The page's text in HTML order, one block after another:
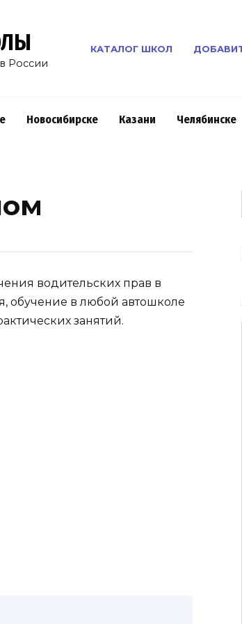
России
КАТАЛОГ ШКОЛ
Новосибирске Казани Челябинске
водительских прав в
обучение в любой автошколе
занятий.